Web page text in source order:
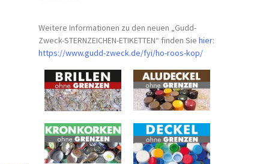
Weitere Informationen zu den neuen „Gudd-
Zweck-STERNZEICHEN-ETIKETTEN“ finden Siehier:
https://www.gudd-zweck.de/fyi/ho-roos-kop/